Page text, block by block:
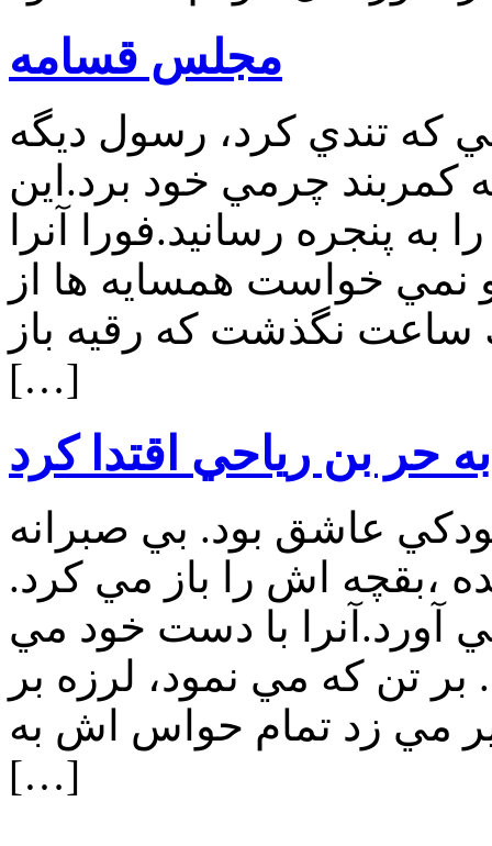
مجلس قسامه
كه تندي كرد، رسول ديگه
چرمي خود برد.اين
پنجره رسانيد.فورا آنرا
نمي خواست همسايه ها از
ساعت نگذشت كه رقيه باز
[…]
حر بن رياحي اقتدا كرد
عاشق بود. بي صبرانه
،بقچه اش را باز مي كرد.
آورد.آنرا با دست خود مي
تن كه مي نمود، لرزه بر
مي زد تمام حواس اش به
[…]